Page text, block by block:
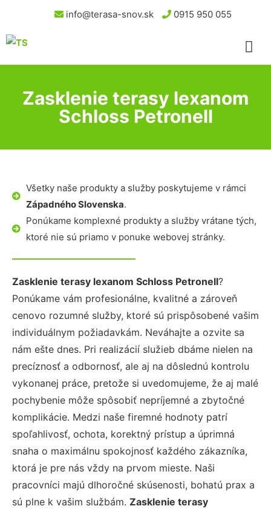
info@terasa-snov.sk 0915 950 055
Zasklenie terasy lexanom
Schloss Petronell
Všetky naše produkty a služby poskytujeme v rámci
Západného Slovenska.
Ponúkame komplexné produkty a služby vrátane tých,
ktoré nie sú priamo v ponuke webovej stránky.
Zasklenie terasy lexanom Schloss Petronell?
Ponúkame vám profesionálne, kvalitné a zároveň
cenovo rozumné služby, ktoré sú prispôsobené vašim
individuálnym požiadavkám. Neváhajte a ozvite sa
nám ešte dnes. Pri realizácií služieb dbáme nielen na
precíznosť a odbornosť, ale aj na dôslednú kontrolu
vykonanej práce, pretože si uvedomujeme, že aj malé
pochybenie môže spôsobiť nepríjemné a zbytočné
komplikácie. Medzi naše firemné hodnoty patrí
spoľahlivosť, ochota, korektný prístup a úprimná
snaha o maximálnu spokojnosť každého zákazníka,
ktorá je pre nás vždy na prvom mieste. Naši
pracovníci majú dlhoročné skúsenosti, bohatú prax a
sú plne k vašim službám. Zasklenie terasy